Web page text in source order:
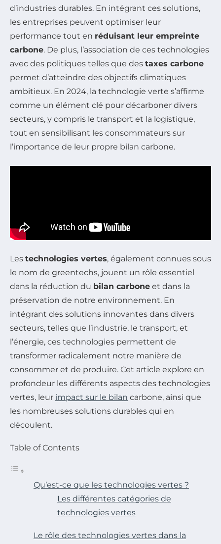
d’industries durables. En intégrant ces solutions,
les entreprises peuvent optimiser leur
performance tout en réduisant leur empreinte
carbone. De plus, l’association de ces technologies
avec des politiques telles que des taxes carbone
permet d’atteindre des objectifs climatiques
ambitieux. En 2024, la technologie verte s’affirme
comme un élément clé pour décarboner divers
secteurs, y compris le transport et la logistique,
tout en sensibilisant les consommateurs sur
l’importance de leur propre bilan carbone.
Les technologies vertes, également connues sous
le nom de greentechs, jouent un rôle essentiel
dans la réduction du bilan carbone et dans la
préservation de notre environnement. En
intégrant des solutions innovantes dans divers
secteurs, telles que l’industrie, le transport, et
l’énergie, ces technologies permettent de
transformer radicalement notre manière de
consommer et de produire. Cet article explore en
profondeur les différents aspects des technologies
vertes, leur impact sur le bilan carbone, ainsi que
les nombreuses solutions durables qui en
découlent.
Table of Contents
Qu’est-ce que les technologies vertes ?
Les différentes catégories de
technologies vertes
Le rôle des technologies vertes dans la